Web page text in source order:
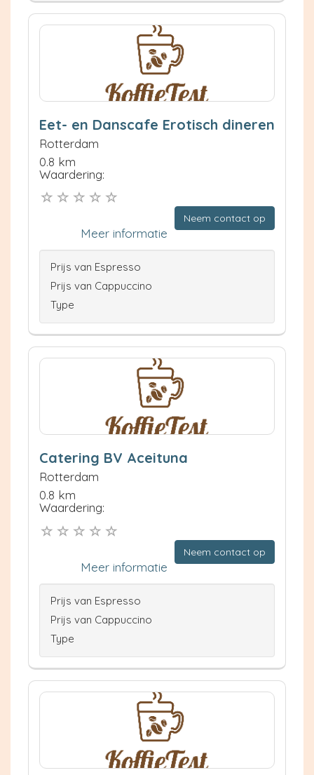
Eet- en Danscafe Erotisch dineren
Rotterdam
0.8 km
Waardering:
Neem contact op
Meer informatie
Prijs van Espresso
Prijs van Cappuccino
Type
Catering BV Aceituna
Rotterdam
0.8 km
Waardering:
Neem contact op
Meer informatie
Prijs van Espresso
Prijs van Cappuccino
Type